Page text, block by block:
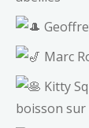
Marc
Kitty
boisson